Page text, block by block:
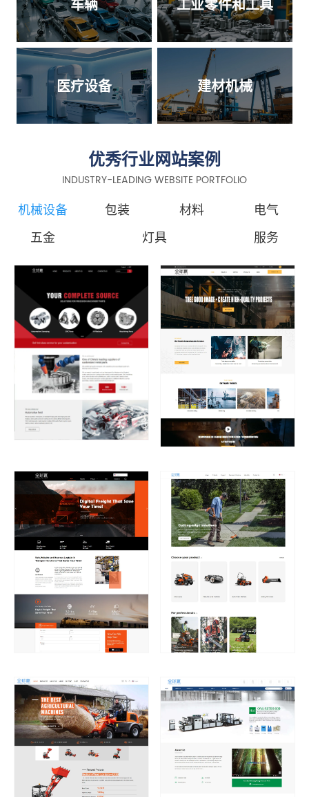
车辆 工业零件和工具
医疗设备 建材机械
优秀行业网站案例
INDUSTRY-LEADING WEBSITE PORTFOLIO
机械设备 包装 材料 电气
五金 灯具 服务